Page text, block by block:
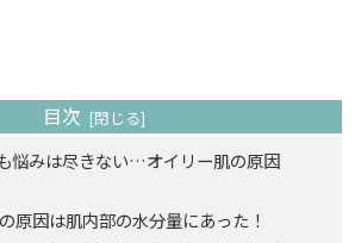
目次
悩みは尽きない…オイリー肌の原因
原因は肌内部の水分量にあった！